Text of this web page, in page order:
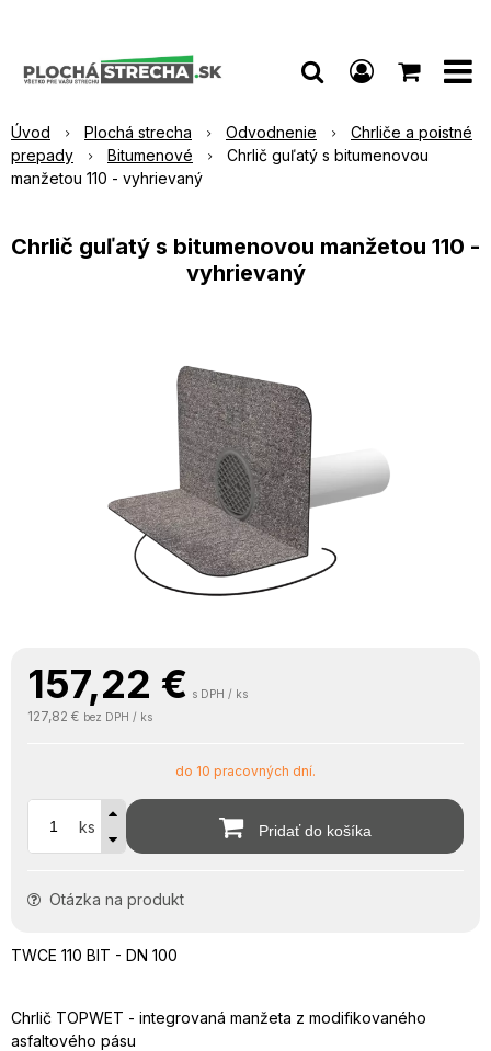
Úvod Plochá strecha Odvodnenie
Chrliče a poistné
prepady
Bitumenové
Chrlič guľatý s bitumenovou
manžetou 110 - vyhrievaný
Chrlič guľatý s bitumenovou manžetou 110 -
vyhrievaný
157,22 € s DPH / ks
127,82 € bez DPH / ks
do 10 pracovných dní.
ks Pridať do košíka
Otázka na produkt
TWCE 110 BIT - DN 100
Chrlič TOPWET - integrovaná manžeta z modifikovaného
asfaltového pásu